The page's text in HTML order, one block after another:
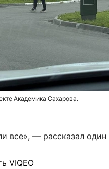
Академика Сахарова.
все», — рассказал один
VIQEO